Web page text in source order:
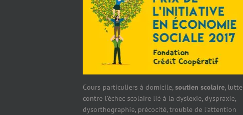
Cours particuliers à domicile, soutien scolaire, lutte
contre l’échec scolaire lié à la dyslexie, dyspraxie,
dysorthographie, précocité, trouble de l’attention